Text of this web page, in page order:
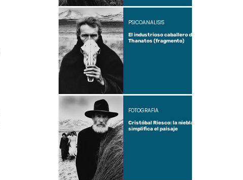
El industrioso caballero de
Thanatos (fragmento)
PSICOANÁLISIS
Cristóbal Riesco: la niebla
simplifica el paisaje
FOTOGRAFÍA